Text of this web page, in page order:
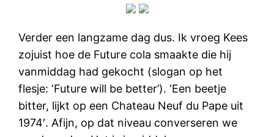
Verder een langzame dag dus. Ik vroeg Kees
zojuist hoe de Future cola smaakte die hij
vanmiddag had gekocht (slogan op het
flesje: ‘Future will be better’). ‘Een beetje
bitter, lijkt op een Chateau Neuf du Pape uit
1974′. Afijn, op dat niveau converseren we